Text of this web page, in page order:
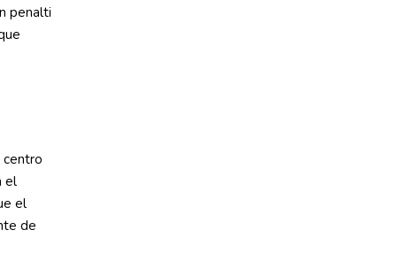
penalti
centro
el
el
de